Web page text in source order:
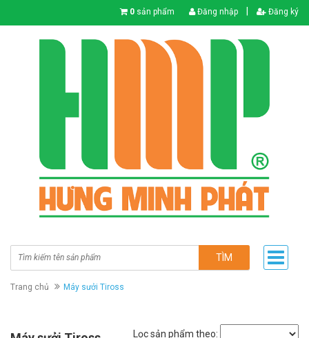
0 sản phẩm Đăng nhập Đăng ký
TÌM
Trang chủ Máy sưởi Tiross
Lọc sản phẩm theo: